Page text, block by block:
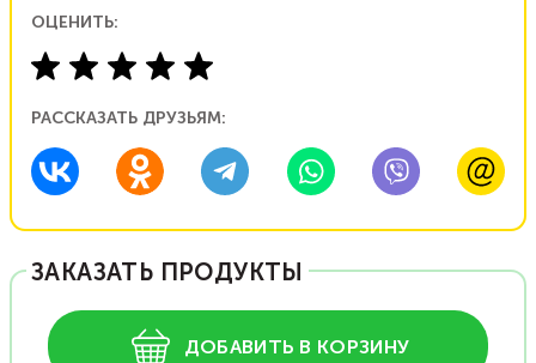
ОЦЕНИТЬ:
РАССКАЗАТЬ ДРУЗЬЯМ:
ЗАКАЗАТЬ ПРОДУКТЫ
ДОБАВИТЬ В КОРЗИНУ